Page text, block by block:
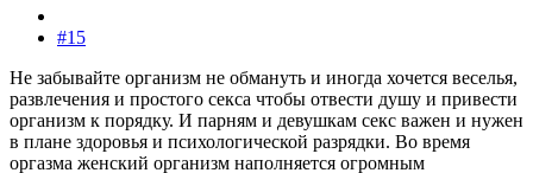
#15
Не забывайте организм не обмануть и иногда хочется веселья,
развлечения и простого секса чтобы отвести душу и привести
организм к порядку. И парням и девушкам секс важен и нужен
в плане здоровья и психологической разрядки. Во время
оргазма женский организм наполняется огромным